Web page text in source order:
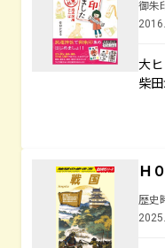
御朱
大
柴
Ｈ
歴史